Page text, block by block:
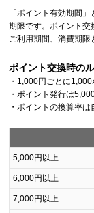
「ポイント有効期間
期限です。ポイント交
ご利用期間、消費期限
ポイント交換時の
・1,000円ごとに
・ポイント発行は
・ポイントの換算率は
5,000円以上
6,000円以上
7,000円以上